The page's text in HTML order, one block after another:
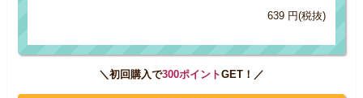
639 円(税抜)
＼初回購入で300ポイントGET！／